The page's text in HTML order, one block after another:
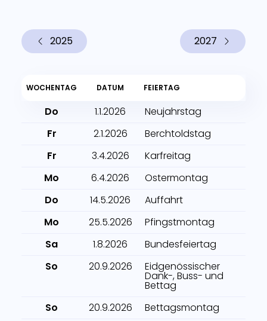
2025 2027
WOCHENTAG DATUM FEIERTAG
Do 1.1.2026
Neujahrstag
Fr
2.1.2026
Berchtoldstag
Fr
3.4.2026
Karfreitag
Mo
6.4.2026
Ostermontag
Do
14.5.2026
Auffahrt
Mo
25.5.2026
Pfingstmontag
Sa
1.8.2026
Bundesfeiertag
So
20.9.2026 Eidgenössischer
Dank-, Buss- und
Bettag
So
20.9.2026
Bettagsmontag